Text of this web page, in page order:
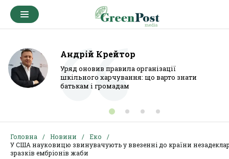
Андрій Крейтор
Уряд оновив правила організації
шкільного харчування: що варто знати
батькам і громадам
Головна Новини
Еко
У США науковицю звинувачують у ввезенні до країни
зразків ембріонів жаби